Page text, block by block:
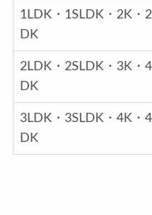
1LDK・1SLDK・2K・2
DK
2LDK・2SLDK・3K・4
DK
3LDK・3SLDK・4K・4
DK